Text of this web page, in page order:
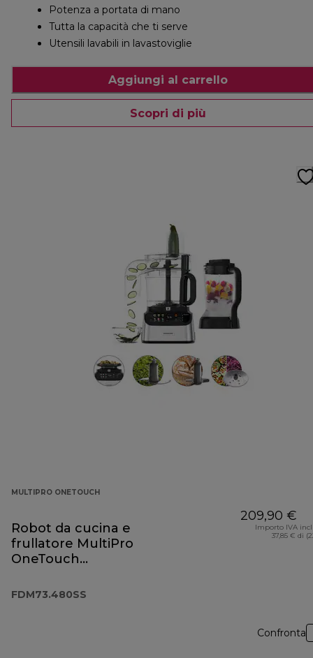
Potenza a portata di mano
Tutta la capacità che ti serve
Utensili lavabili in lavastoviglie
Aggiungi al carrello
Scopri di più
MULTIPRO ONETOUCH
Robot da cucina e
frullatore MultiPro
OneTouch
FDM73.480SS
209,90 €
Importo IVA
37,85 € di
Confronta